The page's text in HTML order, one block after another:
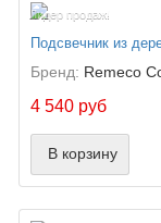
Лидер продаж!
Подсвечник из
Бренд: Remeco
4 540 руб
В корзину